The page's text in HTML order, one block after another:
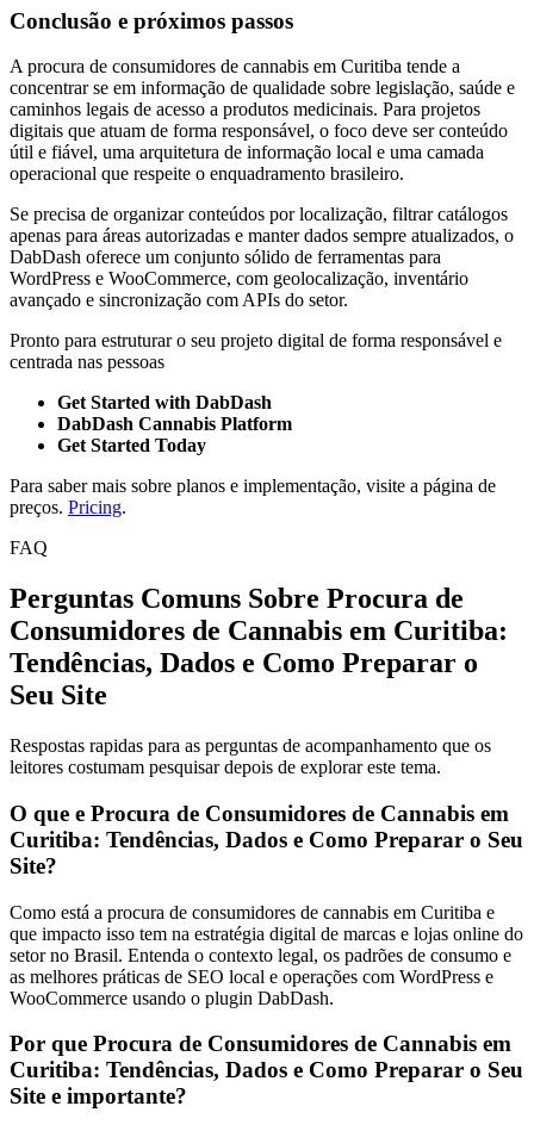
Conclusão e próximos passos
A procura de consumidores de cannabis em Curitiba tende a
concentrar se em informação de qualidade sobre legislação, saúde e
caminhos legais de acesso a produtos medicinais. Para projetos
digitais que atuam de forma responsável, o foco deve ser conteúdo
útil e fiável, uma arquitetura de informação local e uma camada
operacional que respeite o enquadramento brasileiro.
Se precisa de organizar conteúdos por localização, filtrar catálogos
apenas para áreas autorizadas e manter dados sempre atualizados, o
DabDash oferece um conjunto sólido de ferramentas para
WordPress e WooCommerce, com geolocalização, inventário
avançado e sincronização com APIs do setor.
Pronto para estruturar o seu projeto digital de forma responsável e
centrada nas pessoas
Get Started with DabDash
DabDash Cannabis Platform
Get Started Today
Para saber mais sobre planos e implementação, visite a página de
preços. Pricing.
FAQ
Perguntas Comuns Sobre Procura de
Consumidores de Cannabis em Curitiba:
Tendências, Dados e Como Preparar o
Seu Site
Respostas rapidas para as perguntas de acompanhamento que os
leitores costumam pesquisar depois de explorar este tema.
O que e Procura de Consumidores de Cannabis em
Curitiba: Tendências, Dados e Como Preparar o Seu
Site?
Como está a procura de consumidores de cannabis em Curitiba e
que impacto isso tem na estratégia digital de marcas e lojas online do
setor no Brasil. Entenda o contexto legal, os padrões de consumo e
as melhores práticas de SEO local e operações com WordPress e
WooCommerce usando o plugin DabDash.
Por que Procura de Consumidores de Cannabis em
Curitiba: Tendências, Dados e Como Preparar o Seu
Site e importante?